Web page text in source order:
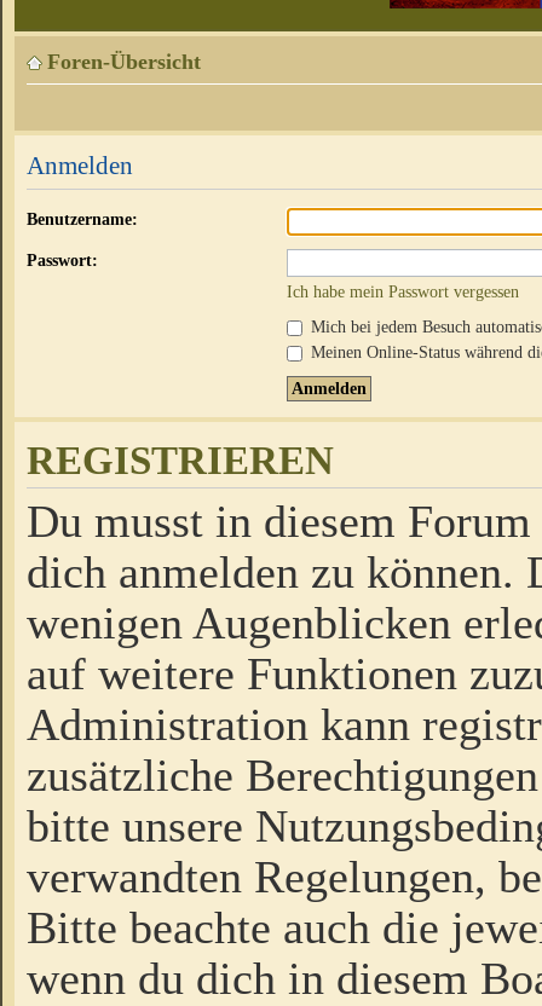
Foren-Übersicht
Anmelden
Benutzername:
Passwort:
Ich habe mein Passwort vergessen
Mich bei jedem Besuch
Meinen Online-Status während
REGISTRIEREN
Du musst in diesem
dich anmelden zu
wenigen Augenblicken
auf weitere Funktionen
Administration kann
zusätzliche
bitte unsere
verwandten Regelungen,
Bitte beachte auch die
wenn du dich in diesem